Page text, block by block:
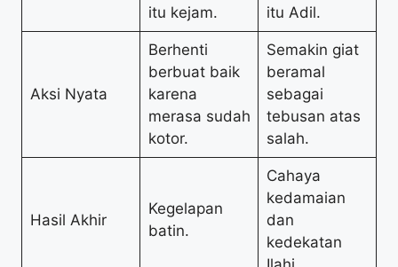
itu kejam.
itu Adil.
Aksi Nyata
Berhenti
berbuat baik
karena
merasa sudah
kotor.
Semakin giat
beramal
sebagai
tebusan atas
salah.
Hasil Akhir
Kegelapan
batin.
Cahaya
kedamaian
dan
kedekatan